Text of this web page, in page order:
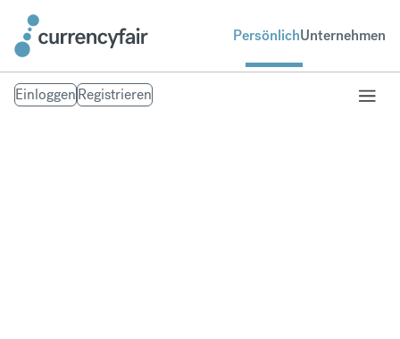
PersönlichUnternehmen
EinloggenRegistrieren